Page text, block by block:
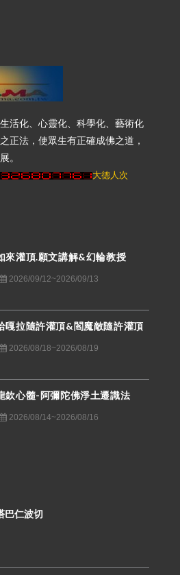
活化、心靈化、科學化、藝術化
正法，使眾生有正確成佛之道，
。
大德人次
來灌頂.願文講解&幻輪教授
2026/09/12~2026/09/13
嘎拉隨許灌頂&閻魔敵隨許灌頂
2026/08/18~2026/08/19
欽心髓-阿彌陀佛淨土遷識法
2026/08/14~2026/08/16
巴仁波切